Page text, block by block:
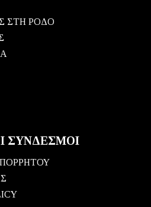
ΣΤΗ ΡΟΔΟ
ΣΥΝΔΕΣΜΟΙ